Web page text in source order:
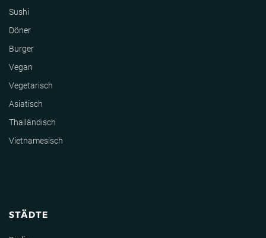
Sushi
Döner
Burger
Vegan
Vegetarisch
Asiatisch
Thailändisch
Vietnamesisch
STÄDTE